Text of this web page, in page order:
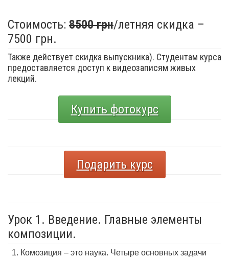
Стоимость: 8500 грн/летняя скидка –
7500 грн.
Также действует скидка выпускника). Студентам курса
предоставляется доступ к видеозаписям живых
лекций.
Купить фотокурс
Подарить курс
Урок 1. Введение. Главные элементы
композиции.
Комозиция – это наука. Четыре основных задачи